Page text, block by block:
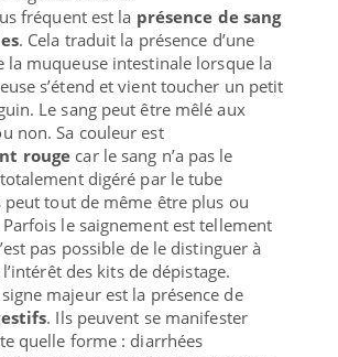
fréquent est la présence de sang
. Cela traduit la présence d’une
la muqueuse intestinale lorsque la
s’étend et vient toucher un petit
Le sang peut être mêlé aux
non. Sa couleur est
rouge car le sang n’a pas le
digéré par le tube
peut tout de même être plus ou
le saignement est tellement
pas possible de le distinguer à
des kits de dépistage.
majeur est la présence de
. Ils peuvent se manifester
quelle forme : diarrhées